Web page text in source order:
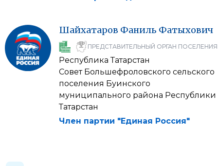
Шайхатаров Фаниль Фатыхович
ПРЕДСТАВИТЕЛЬНЫЙ ОРГАН ПОСЕЛЕНИЯ
Республика Татарстан
Совет Большефроловского сельского
поселения Буинского
муниципального района Республики
Татарстан
Член партии "Единая Россия"